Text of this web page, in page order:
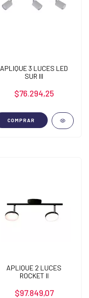
APLIQUE 3 LUCES LED
SUR III
$76.294,25
COMPRAR
APLIQUE 2 LUCES
ROCKET II
$97.849,07